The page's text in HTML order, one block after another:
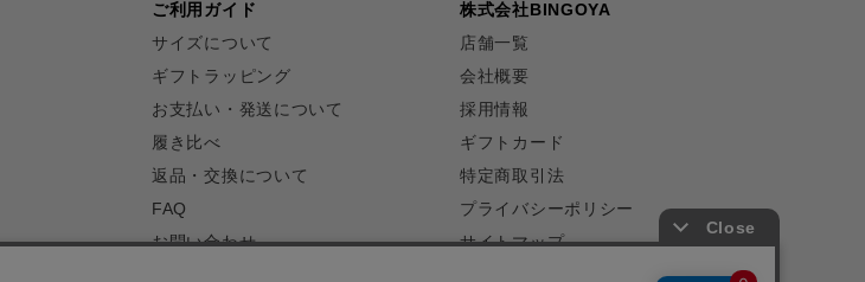
ご利用ガイド
サイズについて
ギフトラッピング
お支払い・発送について
履き比べ
返品・交換について
FAQ
お問い合わせ
株式会社BINGOYA
店舗一覧
会社概要
採用情報
ギフトカード
特定商取引法
プライバシーポリシー
サイトマップ